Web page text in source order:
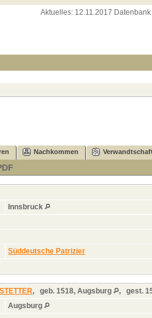
Aktuelles: 12.11.2017
Nachkommen
Innsbruck
Süddeutsche Patrizier
, geb. 1518, Augsburg , gest.
Augsburg